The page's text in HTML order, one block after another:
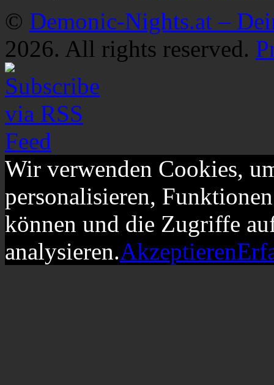
© Demonic-Nights.at –
2026. All rights reserved.
Wir verwenden Cookies,
personalisieren,
können und die Zugriffe
analysieren.Akzeptieren